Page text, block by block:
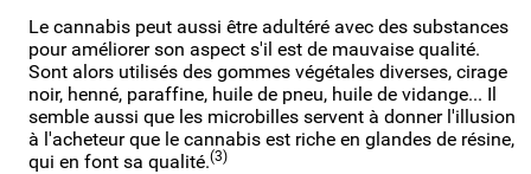
Le cannabis peut aussi être adultéré avec des substances
pour améliorer son aspect s'il est de mauvaise qualité.
Sont alors utilisés des gommes végétales diverses, cirage
noir, henné, paraffine, huile de pneu, huile de vidange... Il
semble aussi que les microbilles servent à donner l'illusion
à l'acheteur que le cannabis est riche en glandes de résine,
qui en font sa qualité.(3)